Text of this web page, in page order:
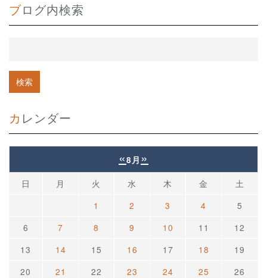
ブログ内検索
カレンダー
«8月 »
日 月 火 水 木 金
土
1
2 3 4
5
6
7 8 9 10 11
12
13
14 15 16 17 18
19
20
21 22 23 24 25
26